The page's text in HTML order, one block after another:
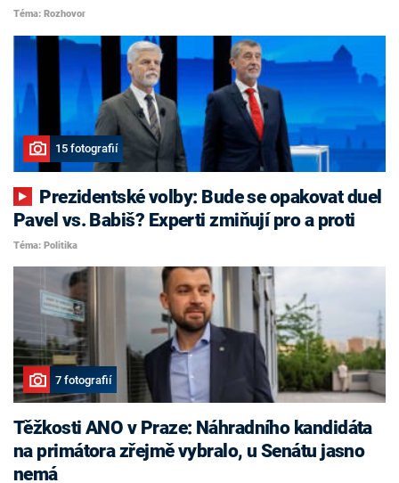
Téma: Rozhovor
15 fotografií
Pavel vs. Babiš? Experti zmiňují pro a proti
Téma: Politika
7 fotografií
Těžkosti ANO v Praze: Náhradního kandidáta
na primátora zřejmě vybralo, u Senátu jasno
nemá